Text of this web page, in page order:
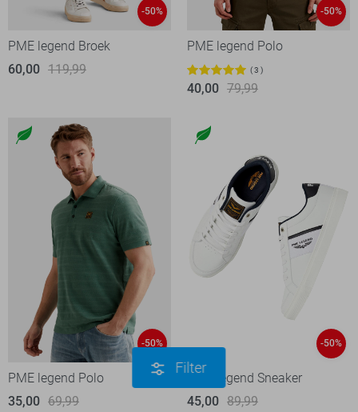
-50%
PME legend Broek
60,00 119,99
-50%
PME legend Polo
3
40,00 79,99
-50%
PME legend Polo
35,00 69,99
-50%
PME legend Sneaker
45,00 89,99
Filter